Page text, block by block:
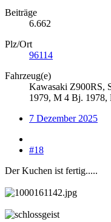
Beiträge
6.662
Plz/Ort
96114
Fahrzeug(e)
Kawasaki Z900RS,
1979, M 4 Bj.
7 Dezember 2025
#18
Der Kuchen ist fertig.....